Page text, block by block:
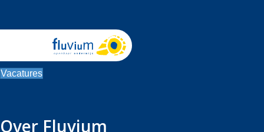
Vacatures
Over Fluvium